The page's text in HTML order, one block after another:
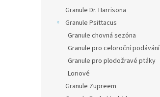
Granule Dr. Harrisona
Granule Psittacus
Granule chovná sezóna
Granule pro celoroční podávání
Granule pro plodožravé ptáky
Loriové
Granule Zupreem